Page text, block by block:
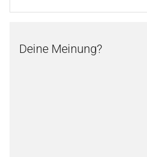
Deine Meinung?